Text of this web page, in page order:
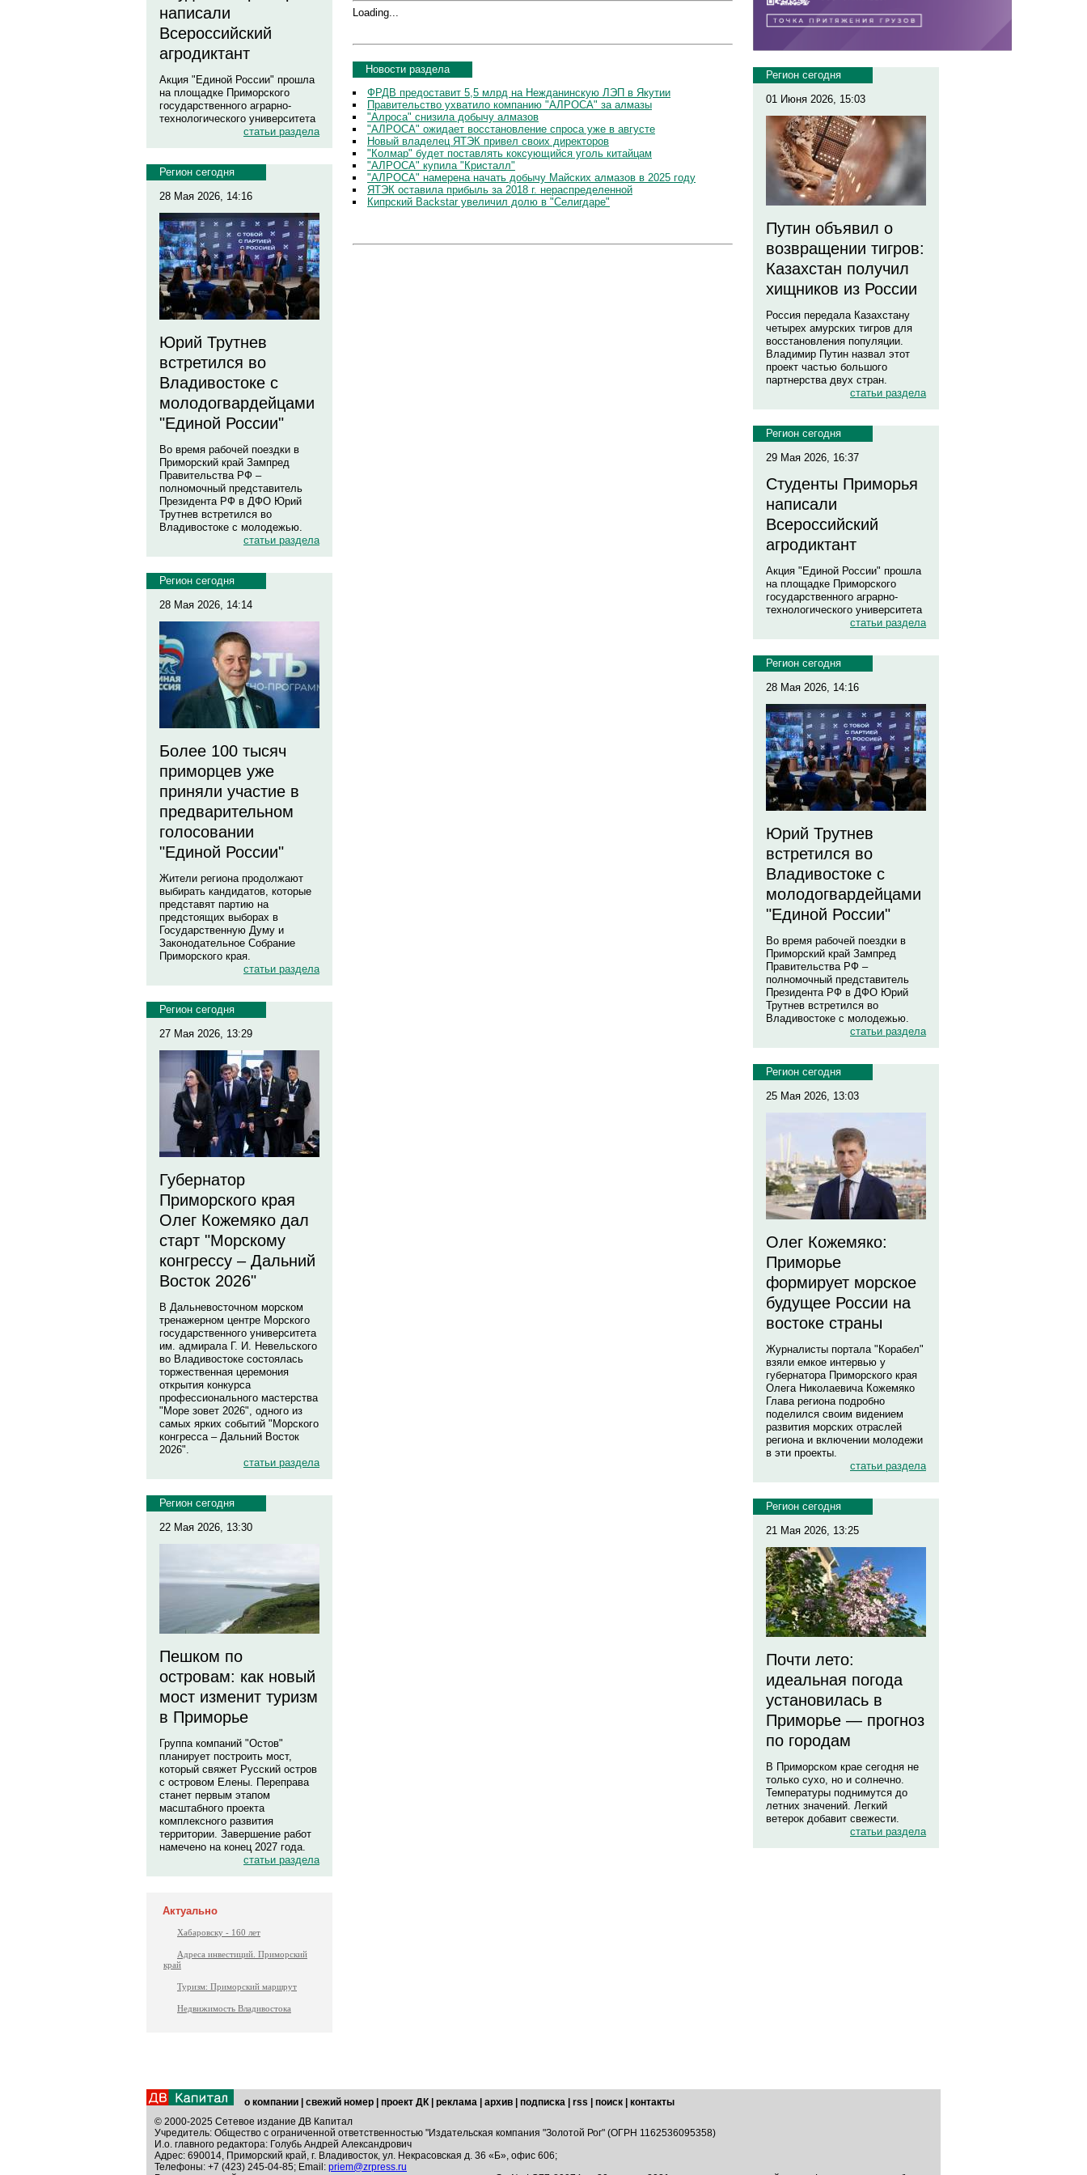
написали
Всероссийский
агродиктант
Акция "Единой России" прошла
на площадке Приморского
государственного аграрно-
технологического университета
статьи раздела
Регион сегодня
28 Мая 2026, 14:16
Юрий Трутнев
встретился во
Владивостоке с
молодогвардейцами
"Единой России"
Во время рабочей поездки в
Приморский край Зампред
Правительства РФ –
полномочный представитель
Президента РФ в ДФО Юрий
Трутнев встретился во
Владивостоке с молодежью.
статьи раздела
Регион сегодня
28 Мая 2026, 14:14
Более 100 тысяч
приморцев уже
приняли участие в
предварительном
голосовании
"Единой России"
Жители региона продолжают
выбирать кандидатов, которые
представят партию на
предстоящих выборах в
Государственную Думу и
Законодательное Собрание
Приморского края.
статьи раздела
Регион сегодня
27 Мая 2026, 13:29
Губернатор
Приморского края
Олег Кожемяко дал
старт "Морскому
конгрессу – Дальний
Восток 2026"
В Дальневосточном морском
тренажерном центре Морского
государственного университета
им. адмирала Г. И. Невельского
во Владивостоке состоялась
торжественная церемония
открытия конкурса
профессионального мастерства
"Море зовет 2026", одного из
самых ярких событий "Морского
конгресса – Дальний Восток
2026".
статьи раздела
Регион сегодня
22 Мая 2026, 13:30
Пешком по
островам: как новый
мост изменит туризм
в Приморье
Группа компаний "Остов"
планирует построить мост,
который свяжет Русский остров
с островом Елены. Переправа
станет первым этапом
масштабного проекта
комплексного развития
территории. Завершение работ
намечено на конец 2027 года.
статьи раздела
Актуально
Хабаровску - 160 лет
Адреса инвестиций. Приморский
край
Туризм: Приморский маршрут
Недвижимость Владивостока
Loading...
Новости раздела
ФРДВ предоставит 5,5 млрд на Нежданинскую ЛЭП в Якутии
Правительство ухватило компанию "АЛРОСА" за алмазы
"Алроса" снизила добычу алмазов
"АЛРОСА" ожидает восстановление спроса уже в августе
Новый владелец ЯТЭК привел своих директоров
"Колмар" будет поставлять коксующийся уголь китайцам
"АЛРОСА" купила "Кристалл"
"АЛРОСА" намерена начать добычу Майских алмазов в 2025 году
ЯТЭК оставила прибыль за 2018 г. нераспределенной
Кипрский Backstar увеличил долю в "Селигдаре"
Регион сегодня
01 Июня 2026, 15:03
Путин объявил о
возвращении тигров:
Казахстан получил
хищников из России
Россия передала Казахстану
четырех амурских тигров для
восстановления популяции.
Владимир Путин назвал этот
проект частью большого
партнерства двух стран.
статьи раздела
Регион сегодня
29 Мая 2026, 16:37
Студенты Приморья
написали
Всероссийский
агродиктант
Акция "Единой России" прошла
на площадке Приморского
государственного аграрно-
технологического университета
статьи раздела
Регион сегодня
28 Мая 2026, 14:16
Юрий Трутнев
встретился во
Владивостоке с
молодогвардейцами
"Единой России"
Во время рабочей поездки в
Приморский край Зампред
Правительства РФ –
полномочный представитель
Президента РФ в ДФО Юрий
Трутнев встретился во
Владивостоке с молодежью.
статьи раздела
Регион сегодня
25 Мая 2026, 13:03
Олег Кожемяко:
Приморье
формирует морское
будущее России на
востоке страны
Журналисты портала "Корабел"
взяли емкое интервью у
губернатора Приморского края
Олега Николаевича Кожемяко
Глава региона подробно
поделился своим видением
развития морских отраслей
региона и включении молодежи
в эти проекты.
статьи раздела
Регион сегодня
21 Мая 2026, 13:25
Почти лето:
идеальная погода
установилась в
Приморье — прогноз
по городам
В Приморском крае сегодня не
только сухо, но и солнечно.
Температуры поднимутся до
летних значений. Легкий
ветерок добавит свежести.
статьи раздела
о компании свежий номер проект ДК реклама архив подписка rss поиск
контакты
© 2000-2025 Сетевое издание ДВ Капитал
Учредитель: Общество с ограниченной ответственностью "Издательская компания "Золотой Рог" (ОГРН 1162536095358)
И.о. главного редактора: Голубь Андрей Александрович
Адрес: 690014, Приморский край, г. Владивосток, ул. Некрасовская д. 36 «Б», офис 606;
Телефоны: +7 (423) 245-04-85; Email: priem@zrpress.ru